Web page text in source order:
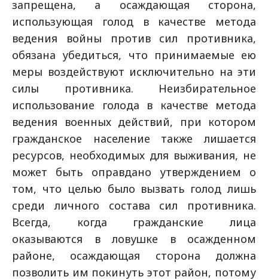
запрещена, а осаждающая сторона,
использующая голод в качестве метода
ведения войны против сил противника,
обязана убедиться, что принимаемые ею
меры воздействуют исключительно на эти
силы противника. Неизбирательное
использование голода в качестве метода
ведения военных действий, при котором
гражданское население также лишается
ресурсов, необходимых для выживания, не
может быть оправдано утверждением о
том, что целью было вызвать голод лишь
среди личного состава сил противника.
Всегда, когда гражданские лица
оказываются в ловушке в осажденном
районе, осаждающая сторона должна
позволить им покинуть этот район, потому